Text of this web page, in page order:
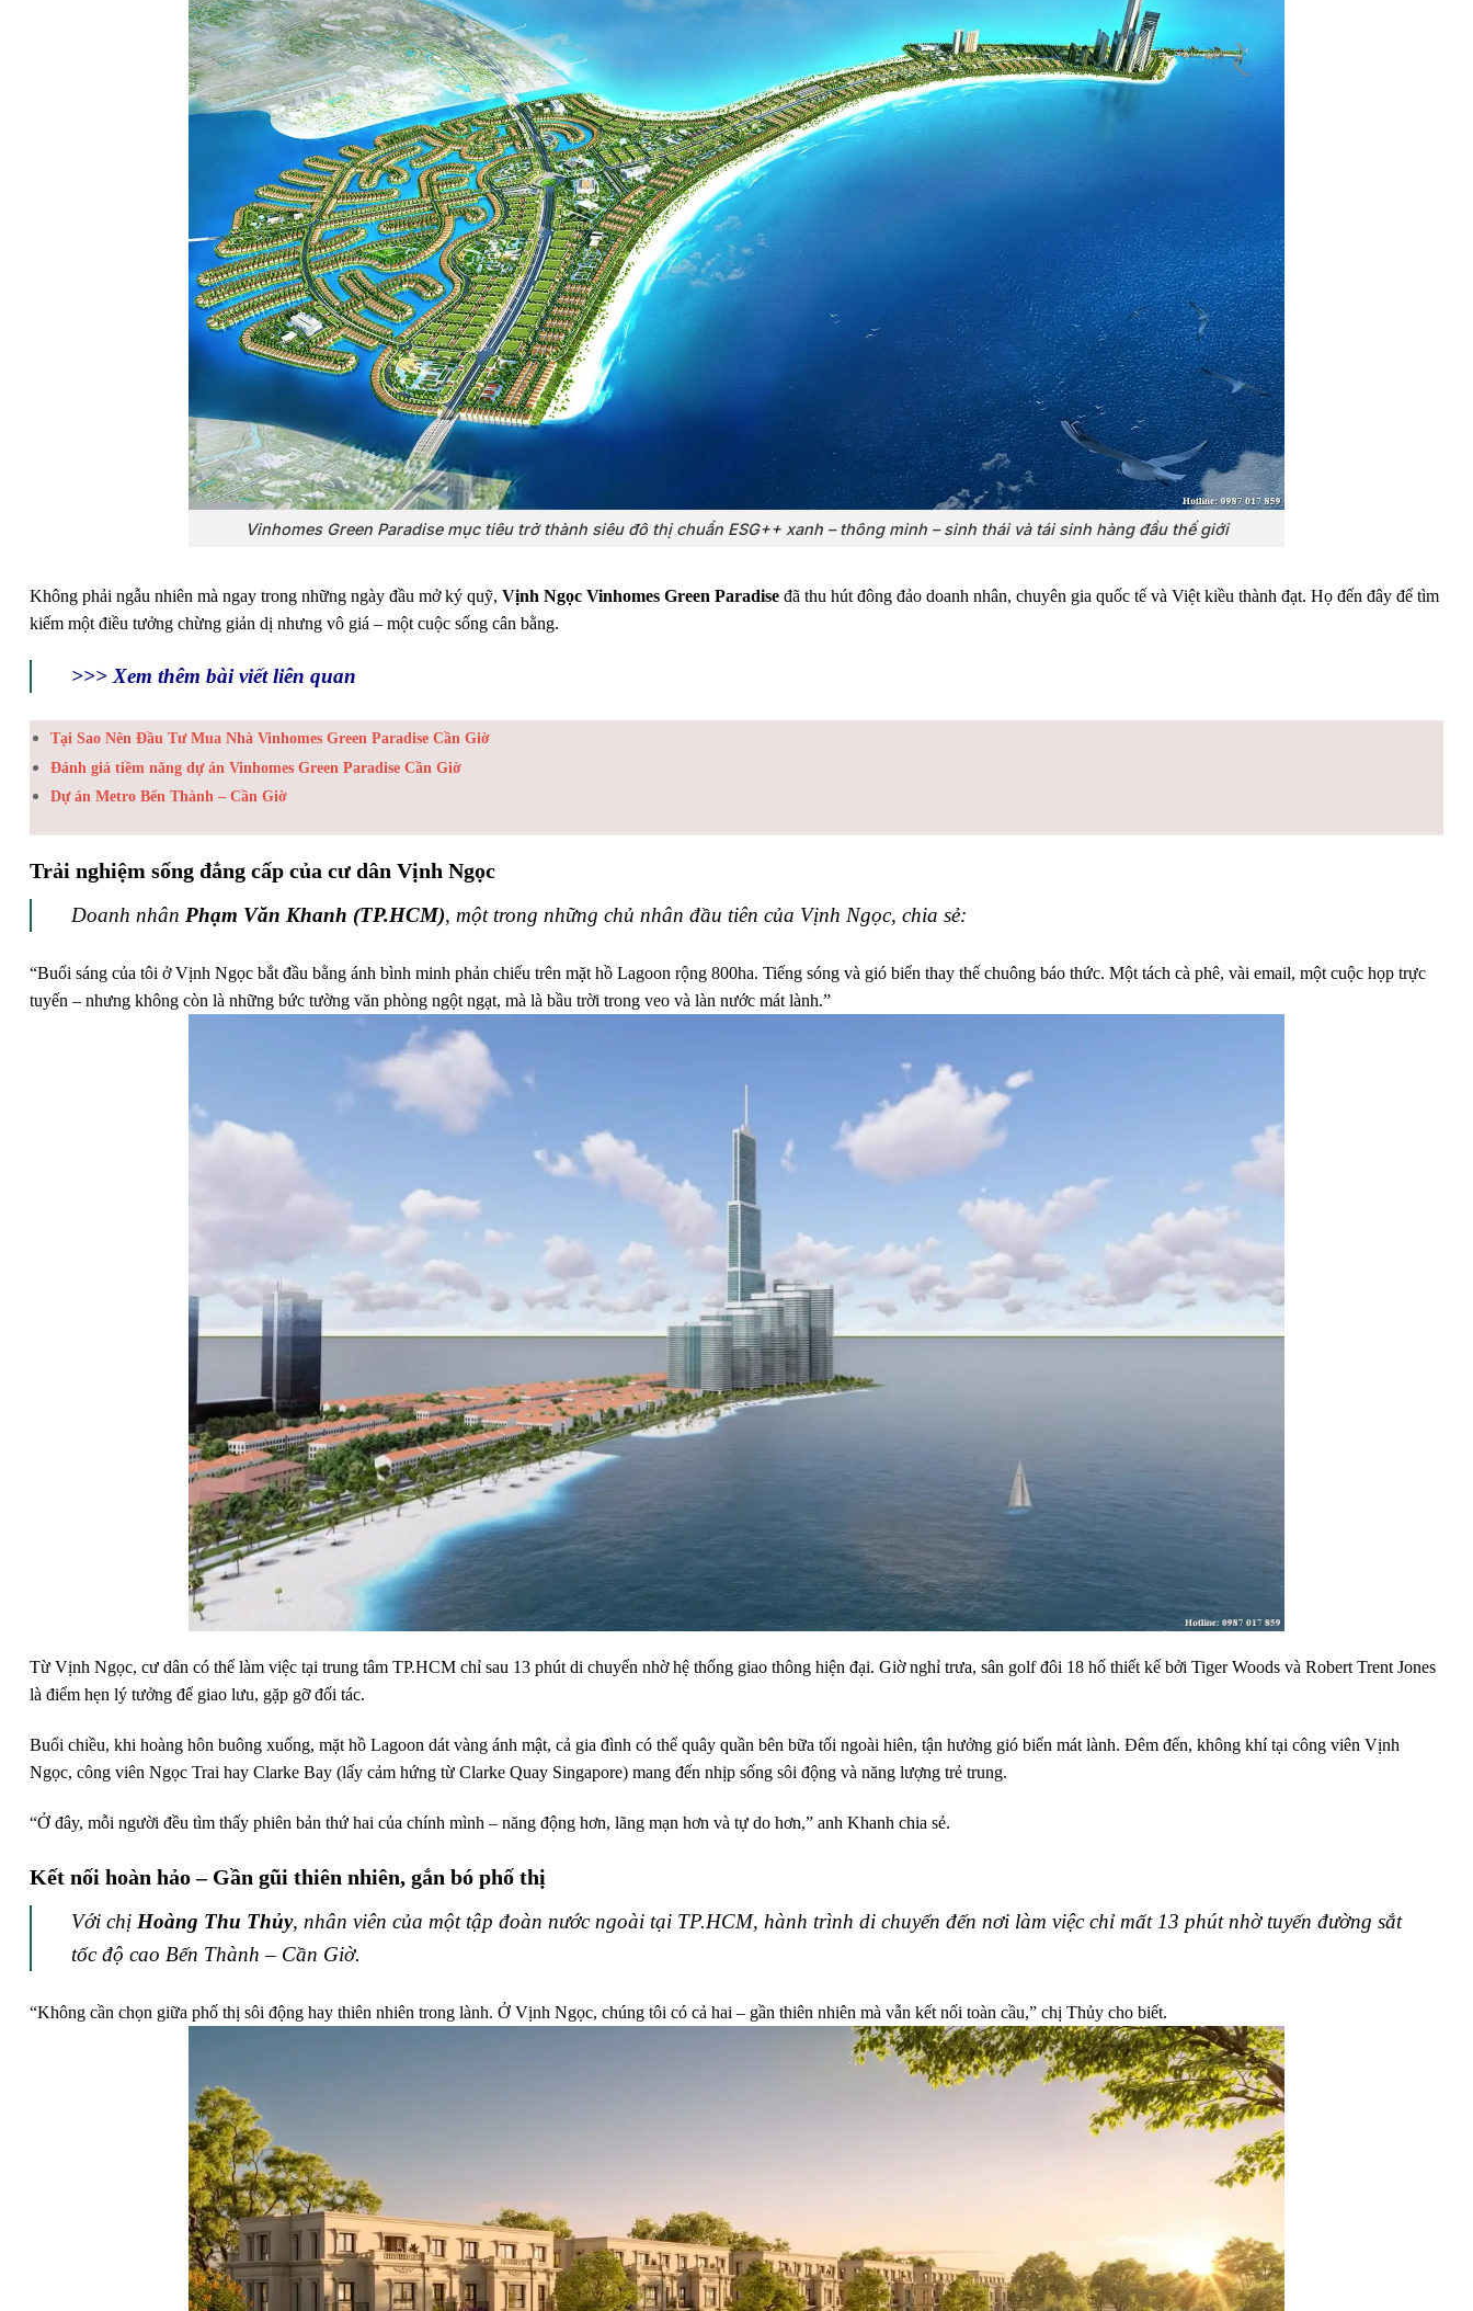
Vinhomes Green Paradise mục tiêu trở thành siêu đô thị chuẩn ESG++ xanh – thông minh – sinh thái và tái sinh hàng đầu thế giới
Không phải ngẫu nhiên mà ngay trong những ngày đầu mở ký quỹ, Vịnh Ngọc Vinhomes Green Paradise đã thu hút đông đảo doanh nhân, chuyên gia quốc tế và Việt kiều thành đạt. Họ đến đây để tìm
kiếm một điều tưởng chừng giản dị nhưng vô giá – một cuộc sống cân bằng.
>>> Xem thêm bài viết liên quan
Tại Sao Nên Đầu Tư Mua Nhà Vinhomes Green Paradise Cần Giờ
Đánh giá tiềm năng dự án Vinhomes Green Paradise Cần Giờ
Dự án Metro Bến Thành – Cần Giờ
Trải nghiệm sống đẳng cấp của cư dân Vịnh Ngọc
Doanh nhân Phạm Văn Khanh (TP.HCM), một trong những chủ nhân đầu tiên của Vịnh Ngọc, chia sẻ:
“Buổi sáng của tôi ở Vịnh Ngọc bắt đầu bằng ánh bình minh phản chiếu trên mặt hồ Lagoon rộng 800ha. Tiếng sóng và gió biển thay thế chuông báo thức. Một tách cà phê, vài email, một cuộc họp trực
tuyến – nhưng không còn là những bức tường văn phòng ngột ngạt, mà là bầu trời trong veo và làn nước mát lành.”
Từ Vịnh Ngọc, cư dân có thể làm việc tại trung tâm TP.HCM chỉ sau 13 phút di chuyển nhờ hệ thống giao thông hiện đại. Giờ nghỉ trưa, sân golf đôi 18 hố thiết kế bởi Tiger Woods và Robert Trent Jones
là điểm hẹn lý tưởng để giao lưu, gặp gỡ đối tác.
Buổi chiều, khi hoàng hôn buông xuống, mặt hồ Lagoon dát vàng ánh mật, cả gia đình có thể quây quần bên bữa tối ngoài hiên, tận hưởng gió biển mát lành. Đêm đến, không khí tại công viên Vịnh
Ngọc, công viên Ngọc Trai hay Clarke Bay (lấy cảm hứng từ Clarke Quay Singapore) mang đến nhịp sống sôi động và năng lượng trẻ trung.
“Ở đây, mỗi người đều tìm thấy phiên bản thứ hai của chính mình – năng động hơn, lãng mạn hơn và tự do hơn,” anh Khanh chia sẻ.
Kết nối hoàn hảo – Gần gũi thiên nhiên, gắn bó phố thị
Với chị Hoàng Thu Thủy, nhân viên của một tập đoàn nước ngoài tại TP.HCM, hành trình di chuyển đến nơi làm việc chỉ mất 13 phút nhờ tuyến đường sắt
tốc độ cao Bến Thành – Cần Giờ.
“Không cần chọn giữa phố thị sôi động hay thiên nhiên trong lành. Ở Vịnh Ngọc, chúng tôi có cả hai – gần thiên nhiên mà vẫn kết nối toàn cầu,” chị Thủy cho biết.